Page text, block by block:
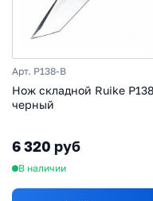
Арт. P138-B
Нож складной Ruike
черный
6 320 руб
В наличии